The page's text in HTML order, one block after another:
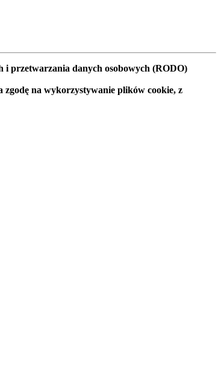
i przetwarzania danych osobowych (RODO)
na wykorzystywanie plików cookie, z